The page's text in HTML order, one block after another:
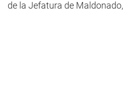
de la Jefatura de